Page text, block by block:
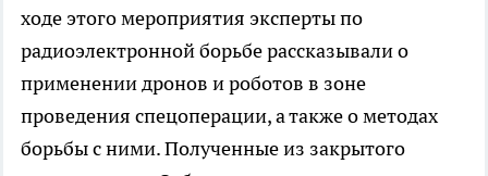
ходе этого мероприятия эксперты по
радиоэлектронной борьбе рассказывали о
применении дронов и роботов в зоне
проведения спецоперации, а также о методах
борьбы с ними. Полученные из закрытого